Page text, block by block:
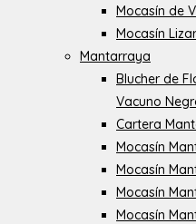
Mocasín de
Mocasín
Mantarraya
Blucher de
Vacuno
Cartera
Mocasín
Mocasín
Mocasín
Mocasín